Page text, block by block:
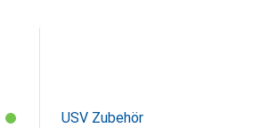
USV Zubehör